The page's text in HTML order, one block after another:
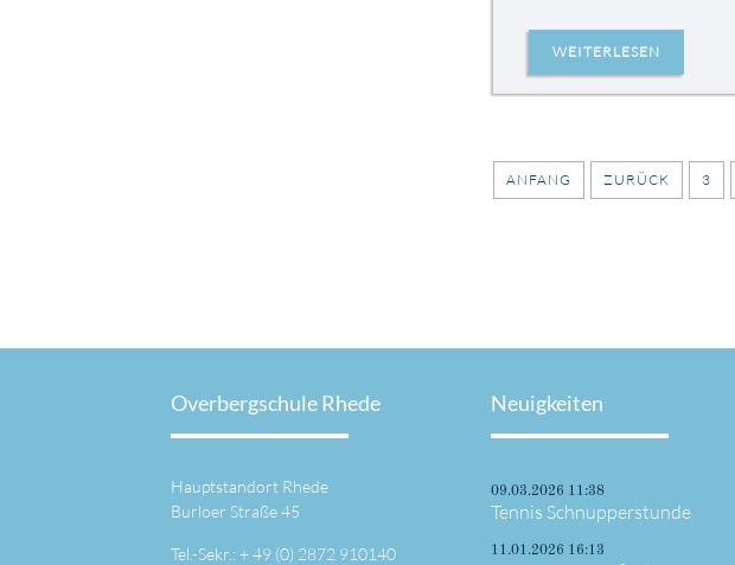
WEITERLESEN
ANFANG ZURÜCK 3
Overbergschule Rhede
Hauptstandort Rhede
Burloer Straße 45
Tel.-Sekr.: +49 (0) 2872 910140
Neuigkeiten
09.03.2026 11:38
Tennis Schnupperstunde
11.01.2026 16:13